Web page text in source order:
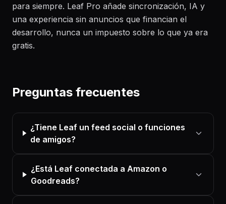
para siempre. Leaf Pro añade sincronización, IA y
una experiencia sin anuncios que financian el
desarrollo, nunca un impuesto sobre lo que ya era
gratis.
Preguntas frecuentes
¿Tiene Leaf un feed social o funciones
de amigos?
¿Está Leaf conectada a Amazon o
Goodreads?